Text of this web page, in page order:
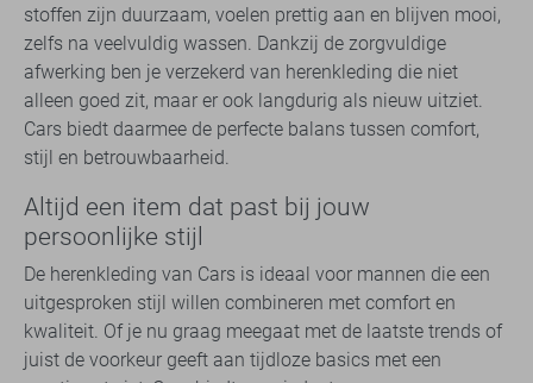
stoffen zijn duurzaam, voelen prettig aan en blijven mooi,
zelfs na veelvuldig wassen. Dankzij de zorgvuldige
afwerking ben je verzekerd van herenkleding die niet
alleen goed zit, maar er ook langdurig als nieuw uitziet.
Cars biedt daarmee de perfecte balans tussen comfort,
stijl en betrouwbaarheid.
Altijd een item dat past bij jouw
persoonlijke stijl
De herenkleding van Cars is ideaal voor mannen die een
uitgesproken stijl willen combineren met comfort en
kwaliteit. Of je nu graag meegaat met de laatste trends of
juist de voorkeur geeft aan tijdloze basics met een